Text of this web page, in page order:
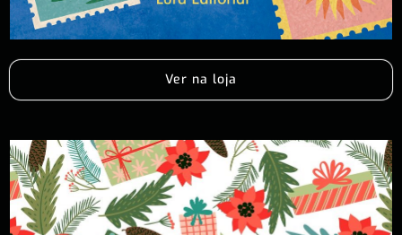
Ver na loja